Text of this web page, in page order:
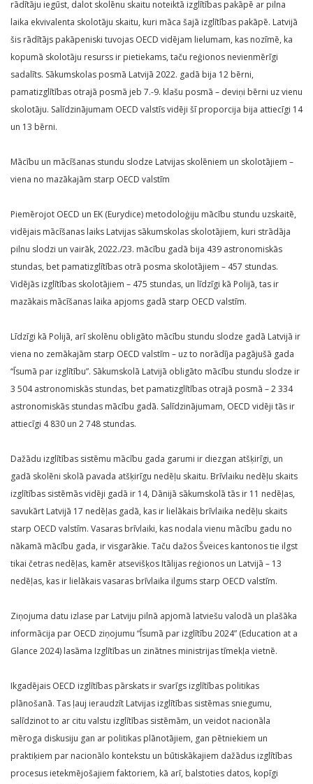
rādītāju iegūst, dalot skolēnu skaitu noteiktā izglītības pakāpē ar pilna
laika ekvivalenta skolotāju skaitu, kuri māca šajā izglītības pakāpē. Latvijā
šis rādītājs pakāpeniski tuvojas OECD vidējam lielumam, kas nozīmē, ka
kopumā skolotāju resurss ir pietiekams, taču reģionos nevienmērīgi
sadalīts. Sākumskolas posmā Latvijā 2022. gadā bija 12 bērni,
pamatizglītības otrajā posmā jeb 7.-9. klašu posmā – deviņi bērni uz vienu
skolotāju. Salīdzinājumam OECD valstīs vidēji šī proporcija bija attiecīgi 14
un 13 bērni.
Mācību un mācīšanas stundu slodze Latvijas skolēniem un skolotājiem –
viena no mazākajām starp OECD valstīm
Piemērojot OECD un EK (Eurydice) metodoloģiju mācību stundu uzskaitē,
vidējais mācīšanas laiks Latvijas sākumskolas skolotājiem, kuri strādāja
pilnu slodzi un vairāk, 2022./23. mācību gadā bija 439 astronomiskās
stundas, bet pamatizglītības otrā posma skolotājiem – 457 stundas.
Vidējās izglītības skolotājiem – 475 stundas, un līdzīgi kā Polijā, tas ir
mazākais mācīšanas laika apjoms gadā starp OECD valstīm.
Līdzīgi kā Polijā, arī skolēnu obligāto mācību stundu slodze gadā Latvijā ir
viena no zemākajām starp OECD valstīm – uz to norādīja pagājušā gada
“Īsumā par izglītību”. Sākumskolā Latvijā obligāto mācību stundu slodze ir
3 504 astronomiskās stundas, bet pamatizglītības otrajā posmā – 2 334
astronomiskās stundas mācību gadā. Salīdzinājumam, OECD vidēji tās ir
attiecīgi 4 830 un 2 748 stundas.
Dažādu izglītības sistēmu mācību gada garumi ir diezgan atšķirīgi, un
gadā skolēni skolā pavada atšķirīgu nedēļu skaitu. Brīvlaiku nedēļu skaits
izglītības sistēmās vidēji gadā ir 14, Dānijā sākumskolā tās ir 11 nedēļas,
savukārt Latvijā 17 nedēļas gadā, kas ir lielākais brīvlaika nedēļu skaits
starp OECD valstīm. Vasaras brīvlaiki, kas nodala vienu mācību gadu no
nākamā mācību gada, ir visgarākie. Taču dažos Šveices kantonos tie ilgst
tikai četras nedēļas, kamēr atsevišķos Itālijas reģionos un Latvijā – 13
nedēļas, kas ir lielākais vasaras brīvlaika ilgums starp OECD valstīm.
Ziņojuma datu izlase par Latviju pilnā apjomā latviešu valodā un plašāka
informācija par OECD ziņojumu “Īsumā par izglītību 2024” (Education at a
Glance 2024) lasāma Izglītības un zinātnes ministrijas tīmekļa vietnē.
Ikgadējais OECD izglītības pārskats ir svarīgs izglītības politikas
plānošanā. Tas ļauj ieraudzīt Latvijas izglītības sistēmas sniegumu,
salīdzinot to ar citu valstu izglītības sistēmām, un veidot nacionāla
mēroga diskusiju gan ar politikas plānotājiem, gan pētniekiem un
praktiķiem par nacionālo kontekstu un būtiskākajiem dažādus izglītības
procesus ietekmējošajiem faktoriem, kā arī, balstoties datos, kopīgi